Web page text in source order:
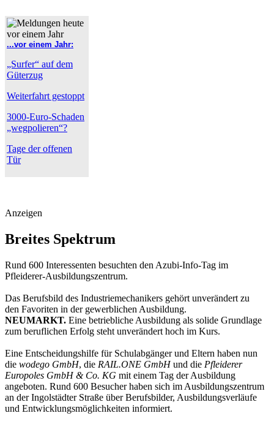
...vor einem Jahr:
„Surfer“ auf dem
Güterzug
Weiterfahrt gestoppt
3000-Euro-Schaden
„wegpolieren“?
Tage der offenen
Tür
Anzeigen
Breites Spektrum
Rund 600 Interessenten besuchten den Azubi-Info-Tag im
Pfleiderer-Ausbildungszentrum.
Das Berufsbild des Industriemechanikers gehört unverändert zu
den Favoriten in der gewerblichen Ausbildung.
NEUMARKT. Eine betriebliche Ausbildung als solide Grundlage
zum beruflichen Erfolg steht unverändert hoch im Kurs.
Eine Entscheidungshilfe für Schulabgänger und Eltern haben nun
die wodego GmbH, die RAIL.ONE GmbHund die Pfleiderer
Europoles GmbH & Co. KG mit einem Tag der Ausbildung
angeboten. Rund 600 Besucher haben sich im Ausbildungszentrum
an der Ingolstädter Straße über Berufsbilder, Ausbildungsverläufe
und Entwicklungsmöglichkeiten informiert.